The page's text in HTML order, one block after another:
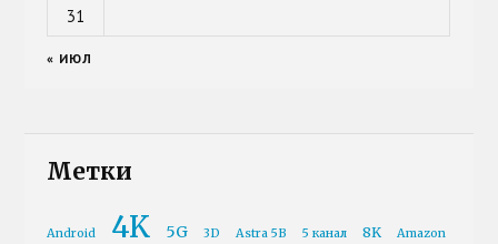
31
« ИЮЛ
Метки
Android 4K 5G 3D Astra 5B 5 канал 8K
Amazon